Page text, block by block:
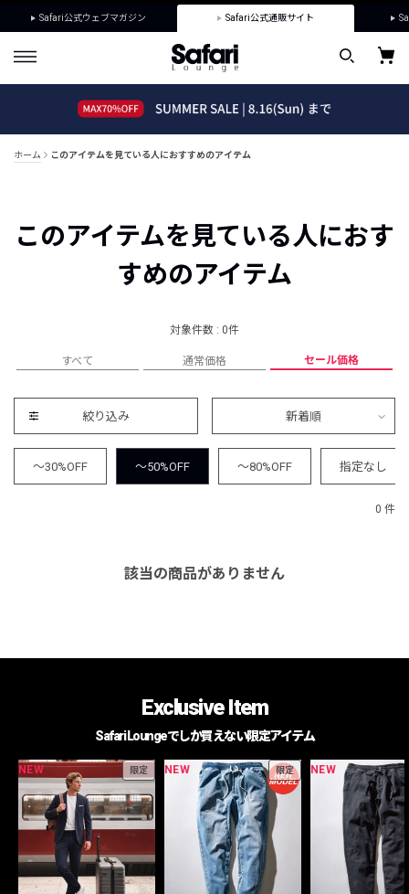
Safari公式ウェブマガジン Safari公式通販サイト
ホーム このアイテムを見ている人におすすめのアイテム
このアイテムを見ている人におす
すめのアイテム
対象件数 : 0件
すべて 通常価格 セール価格
絞り込み 新着順
～30%OFF ～50%OFF ～80%OFF 指定なし
0 件
該当の商品がありません
Exclusive Item
Safari Loungeでしか買えない限定アイテム
NEW 限定 NEW 限定 NEW